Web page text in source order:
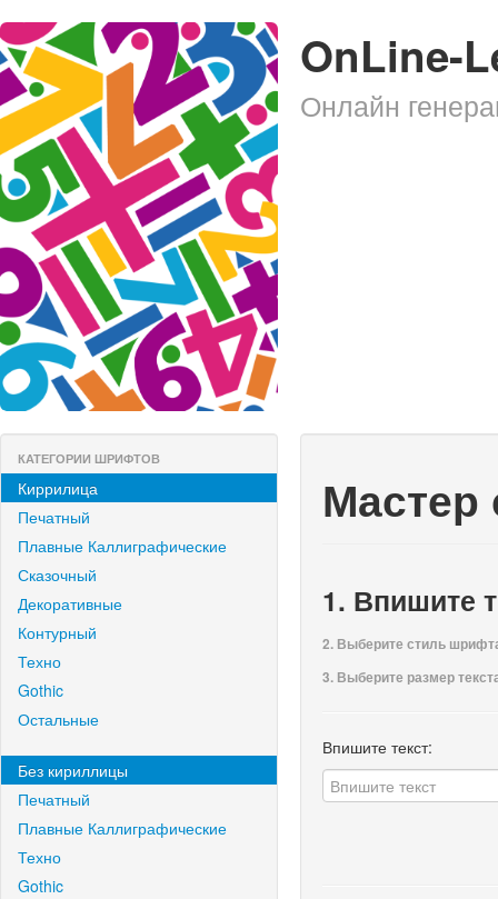
OnLine-
Онлайн
КАТЕГОРИИ ШРИФТОВ
Киррилица
Печатный
Плавные Каллиграфические
Сказочный
Декоративные
Контурный
Техно
Gothic
Остальные
Без кириллицы
Печатный
Плавные Каллиграфические
Техно
Gothic
Мастер
1. Впишите
2. Выберите стиль
3. Выберите размер
Впишите текст: